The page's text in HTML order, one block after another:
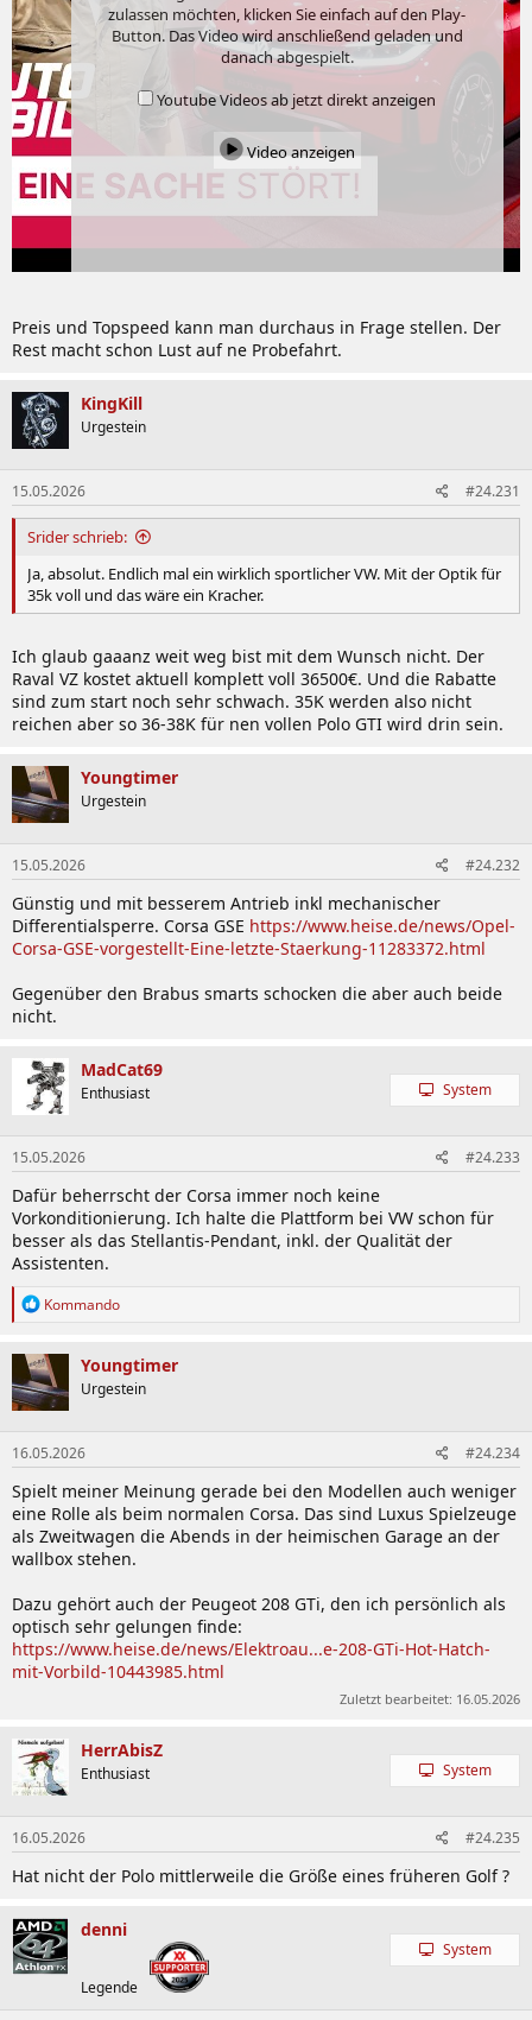
zulassen möchten, klicken Sie einfach auf den Play-
Button. Das Video wird anschließend geladen und
danach abgespielt.
Youtube Videos ab jetzt direkt anzeigen
Video anzeigen
Preis und Topspeed kann man durchaus in Frage stellen. Der
Rest macht schon Lust auf ne Probefahrt.
KingKill
Urgestein
15.05.2026 #24.231
Srider schrieb:
Ja, absolut. Endlich mal ein wirklich sportlicher VW. Mit der Optik für
35k voll und das wäre ein Kracher.
Ich glaub gaaanz weit weg bist mit dem Wunsch nicht. Der
Raval VZ kostet aktuell komplett voll 36500€. Und die Rabatte
sind zum start noch sehr schwach. 35K werden also nicht
reichen aber so 36-38K für nen vollen Polo GTI wird drin sein.
Youngtimer
Urgestein
15.05.2026 #24.232
Günstig und mit besserem Antrieb inkl mechanischer
Differentialsperre. Corsa GSE https://www.heise.de/news/Opel-
Corsa-GSE-vorgestellt-Eine-letzte-Staerkung-11283372.html
Gegenüber den Brabus smarts schocken die aber auch beide
nicht.
MadCat69
Enthusiast System
15.05.2026 #24.233
Dafür beherrscht der Corsa immer noch keine
Vorkonditionierung. Ich halte die Plattform bei VW schon für
besser als das Stellantis-Pendant, inkl. der Qualität der
Assistenten.
R
k
t
i
o
n
e
n
:
Kommando
Youngtimer
Urgestein
16.05.2026 #24.234
Spielt meiner Meinung gerade bei den Modellen auch weniger
eine Rolle als beim normalen Corsa. Das sind Luxus Spielzeuge
als Zweitwagen die Abends in der heimischen Garage an der
wallbox stehen.
Dazu gehört auch der Peugeot 208 GTi, den ich persönlich als
optisch sehr gelungen finde:
https://www.heise.de/news/Elektroau...e-208-GTi-Hot-Hatch-
mit-Vorbild-10443985.html
Zuletzt bearbeitet: 16.05.2026
HerrAbisZ
Enthusiast System
16.05.2026 #24.235
Hat nicht der Polo mittlerweile die Größe eines früheren Golf ?
denni
Legende
System